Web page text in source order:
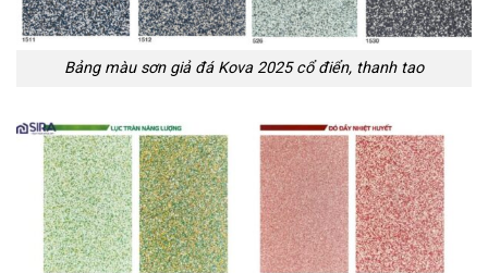
Bảng màu sơn giả đá Kova 2025 cổ điển, thanh tao